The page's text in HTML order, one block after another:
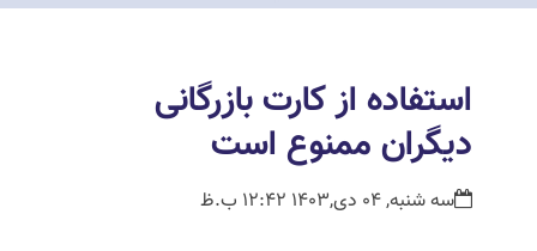
استفاده از کارت بازرگانی
دیگران ممنوع است
سه شنبه, 04 دی,1403 12:42 ب.ظ